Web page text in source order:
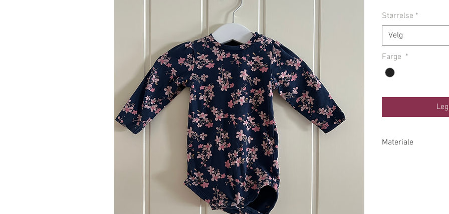
Størrelse *
Velg
Farge *
Materiale